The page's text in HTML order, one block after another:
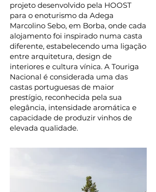
projeto desenvolvido pela HOOST
para o enoturismo da Adega
Marcolino Sebo, em Borba, onde cada
alojamento foi inspirado numa casta
diferente, estabelecendo uma ligação
entre arquitetura, design de
interiores e cultura vínica. A Touriga
Nacional é considerada uma das
castas portuguesas de maior
prestígio, reconhecida pela sua
elegância, intensidade aromática e
capacidade de produzir vinhos de
elevada qualidade.